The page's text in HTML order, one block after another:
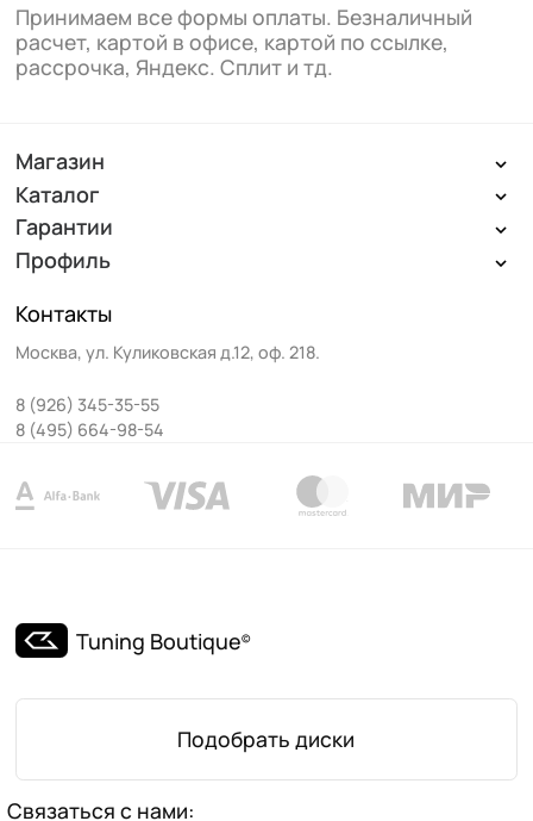
Принимаем все формы оплаты. Безналичный
расчет, картой в офисе, картой по ссылке,
рассрочка, Яндекс. Сплит и тд.
Магазин
Каталог
Гарантии
Профиль
Контакты
Москва, ул. Куликовская д.12, оф. 218.
8 (926) 345-35-55
8 (495) 664-98-54
Tuning Boutique©
Подобрать диски
Связаться с нами: